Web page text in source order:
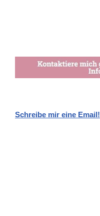
Schreibe mir eine Email!